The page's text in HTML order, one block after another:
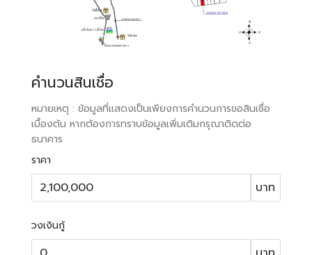
คำนวนสินเชื่อ
หมายเหตุ : ข้อมูลที่แสดงเป็นเพียงการคำนวนการขอสินเชื่อ
เบื้องต้น หากต้องการทราบข้อมูลเพิ่มเติมกรุณาติดต่อ
ธนาคาร
ราคา
บาท
วงเงินกู้